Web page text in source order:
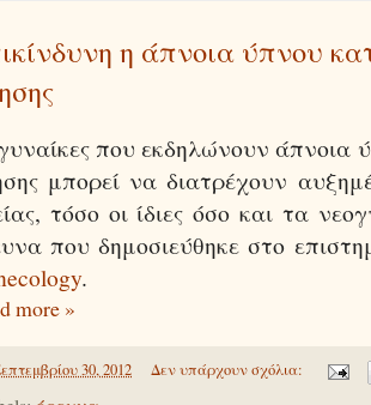
η άπνοια ύπνου
που εκδηλώνουν άπνοια
μπορεί να διατρέχουν
τόσο οι ίδιες όσο και τα
που δημοσιεύθηκε στο
.
more »
30, 2012 Δεν υπάρχουν σχόλια: